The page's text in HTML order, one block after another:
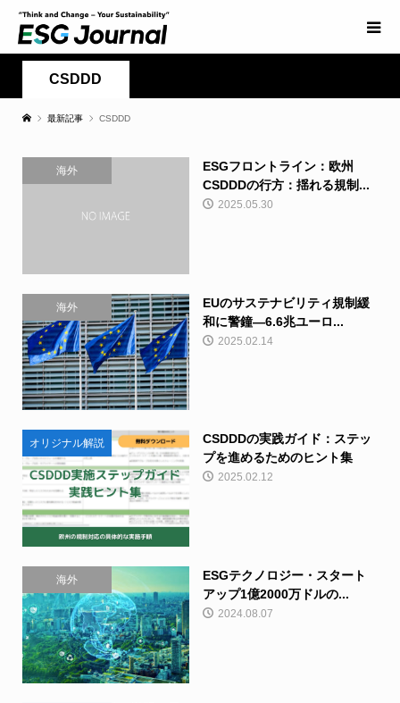
CSDDD
最新記事 CSDDD
海外
ESGフロントライン：欧州
CSDDDの行方：揺れる規制...
2025.05.30
海外
EUのサステナビリティ規制緩
和に警鐘—6.6兆ユーロ...
2025.02.14
オリジナル解説
CSDDDの実践ガイド：ステッ
プを進めるためのヒント集
2025.02.12
海外
ESGテクノロジー・スタート
アップ1億2000万ドルの...
2024.08.07